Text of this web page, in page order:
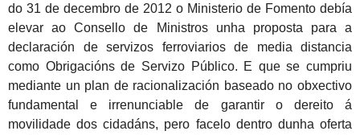
do 31 de decembro de 2012 o Ministerio de Fomento debía
elevar ao Consello de Ministros unha proposta para a
declaración de servizos ferroviarios de media distancia
como Obrigacións de Servizo Público. E que se cumpriu
mediante un plan de racionalización baseado no obxectivo
fundamental e irrenunciable de garantir o dereito á
movilidade dos cidadáns, pero facelo dentro dunha oferta